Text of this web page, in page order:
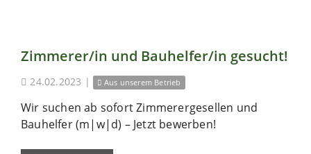
Zimmerer/in und Bauhelfer/in gesucht!
24.02.2023 | Aus unserem Betrieb
Wir suchen ab sofort Zimmerergesellen und
Bauhelfer (m|w|d) – Jetzt bewerben!